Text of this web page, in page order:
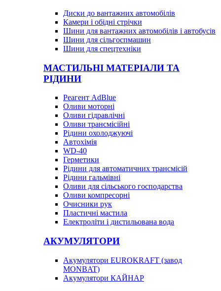
Диски до вантажних автомобілів
Камери і обідні стрічки
Шини для вантажних автомобілів і автобусів
Шини для сільгоспмашин
Шини для спецтехніки
МАСТИЛЬНІ МАТЕРІАЛИ ТА
РІДИНИ
Реагент AdBlue
Оливи моторні
Оливи гідравлічні
Оливи трансмісійні
Рідини охолоджуючі
Автохімія
WD-40
Герметики
Рідини для автоматичних трансмісій
Рідини гальмівні
Оливи для сільського господарства
Оливи компресорні
Очисники рук
Пластичні мастила
Електроліти і дистильована вода
АКУМУЛЯТОРИ
Акумулятори EUROKRAFT (завод
MONBAT)
Акумулятори КАЙНАР